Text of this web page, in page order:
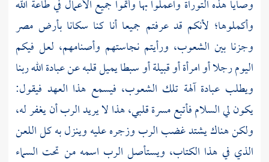
وصايا هذه التوراة واعملوا بها وأتموا جميع الأعمال في طاعة الله
وأكملوها؛ لأنكم قد عرفتم جميعا أنا كنا سكانا بأرض مصر
وجزنا بين الشعوب، ورأيتم نجاستهم وأصنامهم، لعل فيكم
اليوم رجلا أو امرأة أو قبيلة أو سبطا يميل قلبه عن عبادة الله ربنا
ويطلب عبادة آلهة تلك الشعوب، فيسمع هذا العهد فيقول:
يكون لي السلام فأتبع مسرة قلبي، هذا لا يريد الرب أن يغفر له،
ولكن هناك يشتد غضب الرب وزجره عليه وينزل به كل اللعن
الذي في هذا الكتاب، ويستأصل الرب اسمه من تحت السماء